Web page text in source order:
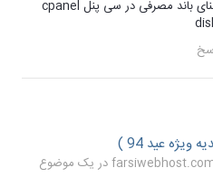
دانلود فیلم آموزش مشاهده فضا و پهنای باند مصرفی در سی پنل cpanel
عید 94 )
farsiwebhost.com پاسخی برای farsiwebhost.com در یک موضوع